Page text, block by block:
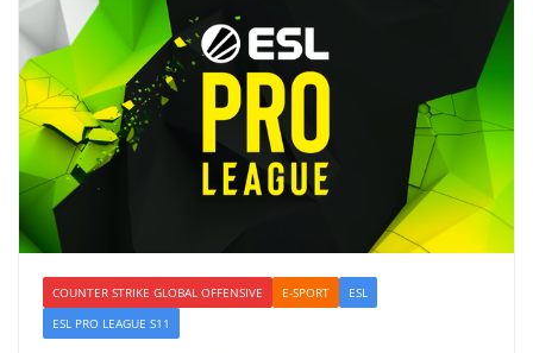
COUNTER STRIKE GLOBAL OFFENSIVE E-SPORT
ESL
ESL PRO LEAGUE S11